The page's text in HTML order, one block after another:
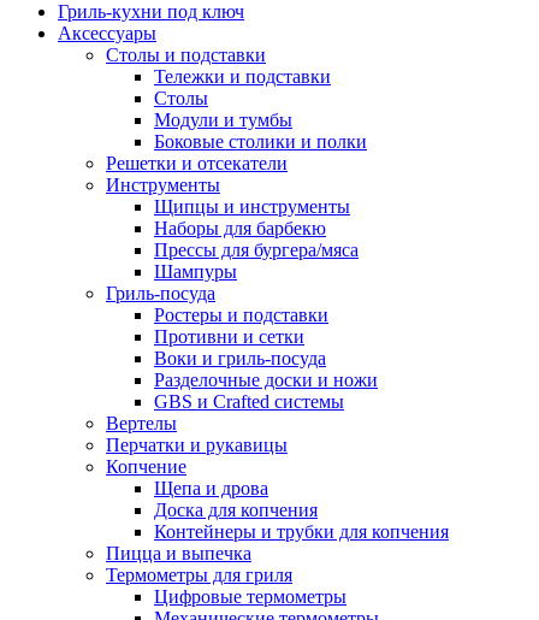
Гриль-кухни под ключ
Аксессуары
Столы и подставки
Тележки и подставки
Столы
Модули и тумбы
Боковые столики и полки
Решетки и отсекатели
Инструменты
Щипцы и инструменты
Наборы для барбекю
Прессы для бургера/мяса
Шампуры
Гриль-посуда
Ростеры и подставки
Противни и сетки
Воки и гриль-посуда
Разделочные доски и ножи
GBS и Crafted системы
Вертелы
Перчатки и рукавицы
Копчение
Щепа и дрова
Доска для копчения
Контейнеры и трубки для копчения
Пицца и выпечка
Термометры для гриля
Цифровые термометры